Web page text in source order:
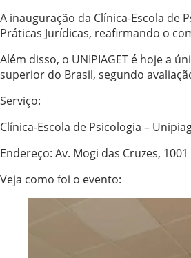
A inauguração da Clínica-Escola de
Práticas Jurídicas, reafirmando o
Além disso, o UNIPIAGET é hoje a
superior do Brasil, segundo
Serviço:
Clínica-Escola de Psicologia –
Endereço: Av. Mogi das Cruzes,
Veja como foi o evento: